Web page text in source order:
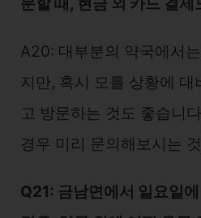
A20: 대부분의 약국에서
지만, 혹시 모를 상황에
고 방문하는 것도 좋습니
경우 미리 문의해보시는
Q21: 금남면에서 일요일